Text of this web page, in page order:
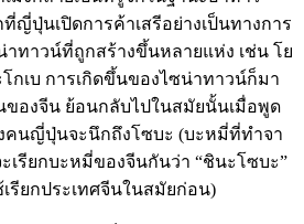
ญี่ปุ่นเปิดการค้าเสรีอย่างเป็นทางการ
ทาวน์ที่ถูกสร้างขึ้นหลายแห่ง เช่น โย
กเบ การเกิดขึ้นของไซน่าทาวน์ก็มา
ของจีน ย้อนกลับไปในสมัยนั้นเมื่อพูด
คนญี่ปุ่นจะนึกถึงโซบะ (บะหมี่ที่ทำจา
รียกบะหมี่ของจีนกันว่า “ชินะโซบะ”
ยกประเทศจีนในสมัยก่อน)